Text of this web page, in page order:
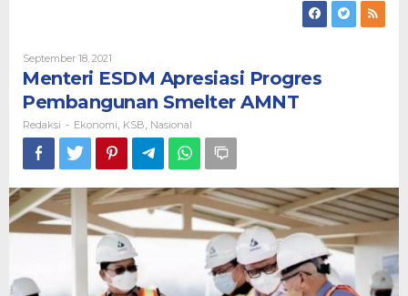
September 18, 2021
Redaksi
Menteri ESDM Apresiasi Progres
Pembangunan Smelter AMNT
Redaksi - Ekonomi KSB Nasional